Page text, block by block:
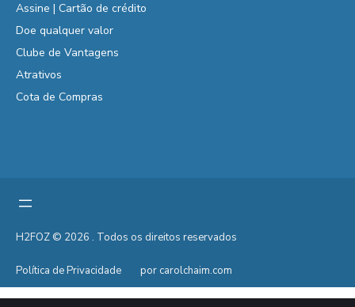
Assine | Cartão de crédito
Doe qualquer valor
Clube de Vantagens
Atrativos
Cota de Compras
H2FOZ © 2026 . Todos os direitos reservados
Política de Privacidade por carolchaim.com